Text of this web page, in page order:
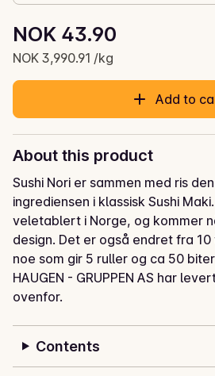
Current price is: NOK 43.90
NOK 43.90
NOK 3,990.91 /kg
Unit price: NOK 3,990.91 /kg
Add to
About this product
Sushi Nori er sammen med ris
ingrediensen i klassisk Sushi
veletablert i Norge, og kommer
design. Det er også endret fra
noe som gir 5 ruller og ca 50
HAUGEN - GRUPPEN AS har
ovenfor.
Contents